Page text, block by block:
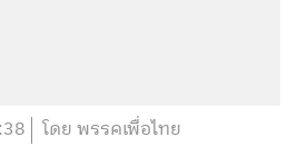
โดย พรรคเพื่อไทย